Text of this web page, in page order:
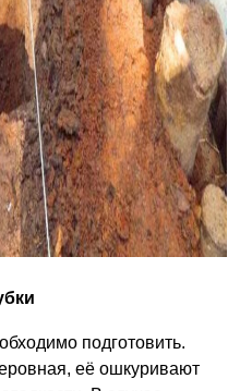
подготовить.
её ошкуривают